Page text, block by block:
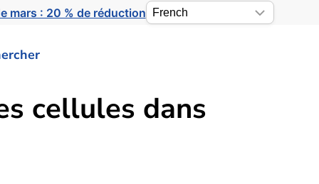
mars : 20 % de réduction
cellules dans